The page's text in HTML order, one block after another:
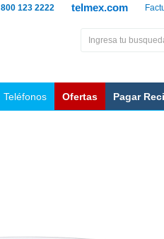
telmex.com
800 123 2222
Teléfonos Ofertas Pagar